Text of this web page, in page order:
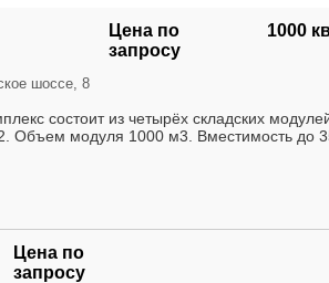
шоссе, 8
Цена по
запросу
1000
состоит из четырёх складских
Объем модуля 1000 м3. Вместимость до
Цена по
запросу